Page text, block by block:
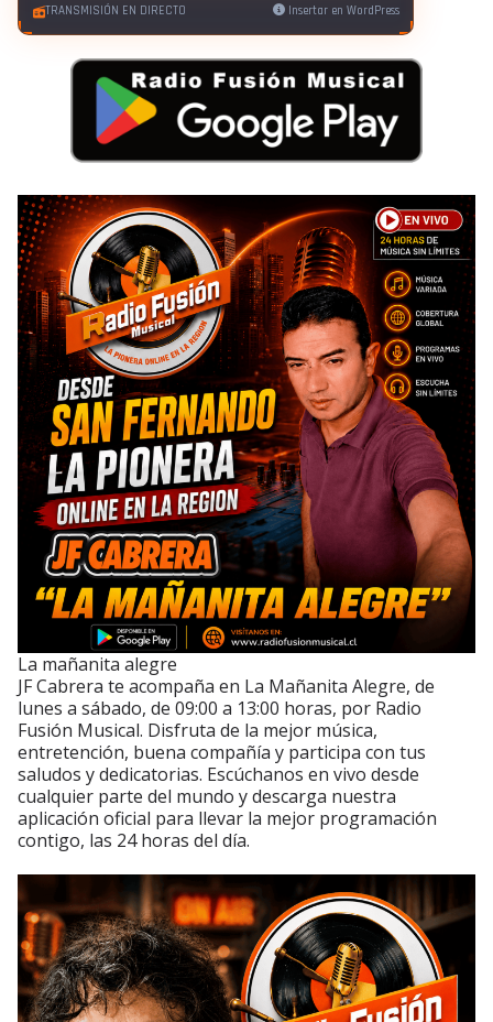
TRANSMISIÓN EN DIRECTO Insertar en WordPress
La mañanita alegre
JF Cabrera te acompaña en La Mañanita Alegre, de
lunes a sábado, de 09:00 a 13:00 horas, por Radio
Fusión Musical. Disfruta de la mejor música,
entretención, buena compañía y participa con tus
saludos y dedicatorias. Escúchanos en vivo desde
cualquier parte del mundo y descarga nuestra
aplicación oficial para llevar la mejor programación
contigo, las 24 horas del día.